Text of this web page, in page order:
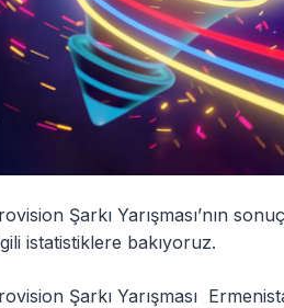
Şarkı Yarışması’nın
istatistiklere bakıyoruz.
Şarkı Yarışması